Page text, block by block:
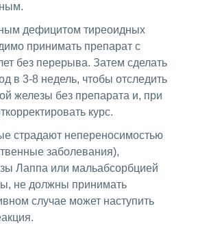
дефицитом тиреоидных
принимать препарат с
без перерыва. Затем сделать
в 3-8 недель, чтобы отследить
железы без препарата и, при
курс.
страдают непереносимостью
заболевания),
Лаппа или мальабсорбцией
не должны принимать
случае может наступить